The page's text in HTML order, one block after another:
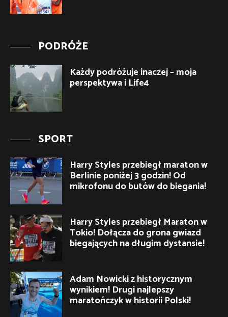
PODRÓŻE
Każdy podróżuje inaczej – moja
perspektywa i Life4
SPORT
Harry Styles przebiegł maraton w
Berlinie poniżej 3 godzin! Od
mikrofonu do butów do biegania!
Harry Styles przebiegł Maraton w
Tokio! Dołącza do grona gwiazd
biegających na długim dystansie!
Adam Nowicki z historycznym
wynikiem! Drugi najlepszy
maratończyk w historii Polski!